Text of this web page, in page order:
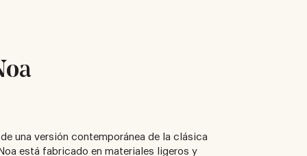
una versión contemporánea de la clásica
está fabricado en materiales ligeros y